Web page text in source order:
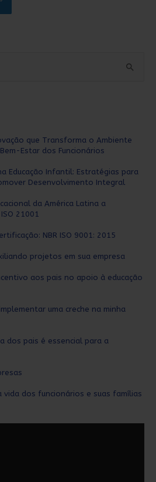
que Transforma o Ambiente
Estar dos Funcionários
Educação Infantil: Estratégias para
Desenvolvimento Integral
da América Latina a
21001
NBR ISO 9001: 2015
projetos em sua empresa
aos pais no apoio à educação
uma creche na minha
dos pais é essencial para a
vida dos funcionários e suas famílias